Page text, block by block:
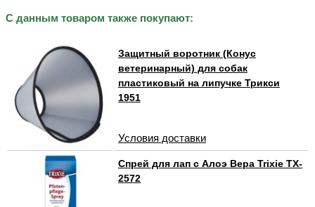
С данным товаром также покупают:
Защитный воротник (Конус
ветеринарный) для собак
пластиковый на липучке Трикси
1951
Условия доставки
Спрей для лап с Алоэ Вера Trixie TX-
2572